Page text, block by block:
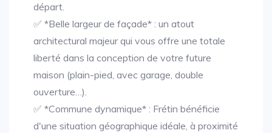
départ.
✅ *Belle largeur de façade* : un atout
architectural majeur qui vous offre une totale
liberté dans la conception de votre future
maison (plain-pied, avec garage, double
ouverture…).
✅ *Commune dynamique* : Frétin bénéficie
d'une situation géographique idéale, à proximité